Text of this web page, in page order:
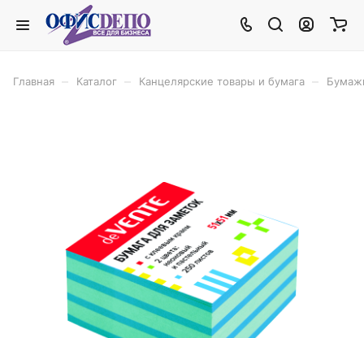
Главная Каталог Канцелярские товары и бумага